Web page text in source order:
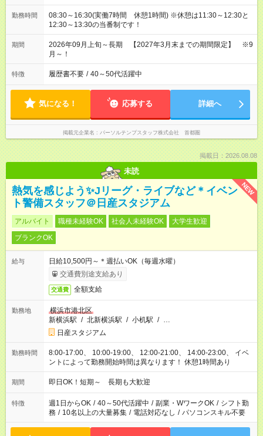
勤務時間
08:30～16:30(実働7時間 休憩1時間) ※休憩は11:30～12:30と
12:30～13:30の当番制です！
期間
2026年09月上旬～長期 【2027年3月末までの期間限定】 ※9
月～！
特徴 履歴書不要 / 40～50代活躍中
気になる！ 応募する 詳細へ
掲載元企業名 パーソルテンプスタッフ株式会社 首都圏
掲載日：2026.08.08
未読
NEW
熱気を感じよう✨Jリーグ・ライブなど＊イベン
ト警備スタッフ＠日産スタジアム
アルバイト 職種未経験OK 社会人未経験OK
大学生歓迎
ブランクOK
給与
日給10,500円～＊週払いOK（毎週水曜）
交通費別途支給あり
交通費 全額支給
勤務地
横浜市港北区
新横浜駅 / 北新横浜駅 / 小机駅 / …
日産スタジアム
勤務時間
8:00-17:00、 10:00-19:00、 12:00-21:00、 14:00-23:00、 イベ
ントによって勤務開始時間は異なります！ 休憩1時間あり
期間 即日OK！短期～ 長期も大歓迎
特徴 週1日からOK / 40～50代活躍中 / 副業・WワークOK / シフト勤
務 / 10名以上の大量募集 / 電話対応なし / パソコンスキル不要